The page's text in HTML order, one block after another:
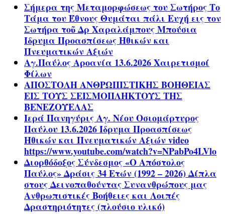
Σήμερα της Μεταμορφώσεως του Σωτήρος Το
Τάμα του Έθνους Θυμάται πάλι Ευχή εις τον
Σωτήρα τοῦ Δρ Χαραλάμπους Μπούσια
Ίδρυμα Προασπίσεως Ηθικών και
Πνευματικών Αξιών
Αγ.Παύλος Αροανία 13.6.2026 Χαιρετισμοί
Φίλων
ΑΠΟΣΤΟΛΗ ΑΝΘΡΩΠΙΣΤΙΚΗΣ ΒΟΗΘΕΙΑΣ
ΕΙΣ ΤΟΥΣ ΣΕΙΣΜΟΠΛΗΚΤΟΥΣ ΤΗΣ
ΒΕΝΕΖΟΥΕΛΑΣ
Ιερά Πανηγύρις Αγ. Νέου Οσιομάρτυρος
Παύλου 13.6.2026 Ίδρυμα Προασπίσεως
Ηθικών και Πνευματικών Αξιών video
https://www.youtube.com/watch?v=NPabPo4LVlo
Διορθόδοξος Σύνδεσμος «Ο Απόστολος
Παύλος» Δράσις 34 Ετών (1992 – 2026) Δίπλα
στους Δεινοπαθούντας Συνανθρώπους μας
Ανθρωπιστικές Βοήθειες και Λοιπές
Δραστηριότητες (πλούσιο υλικό)